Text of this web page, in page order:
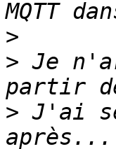
>
> Je
> J'ai